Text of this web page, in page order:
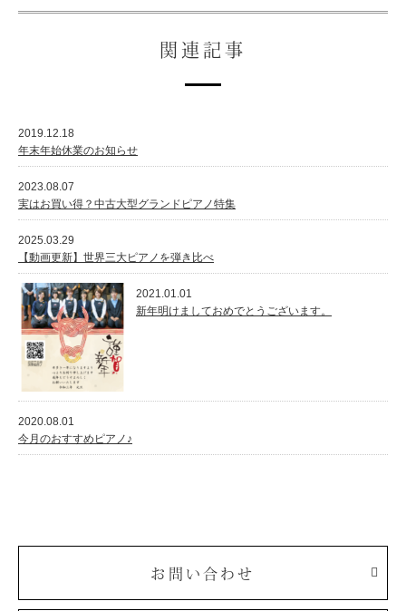
関連記事
2019.12.18
年末年始休業のお知らせ
2023.08.07
実はお買い得？中古大型グランドピアノ特集
2025.03.29
【動画更新】世界三大ピアノを弾き比べ
2021.01.01
新年明けましておめでとうございます。
2020.08.01
今月のおすすめピアノ♪
お問い合わせ